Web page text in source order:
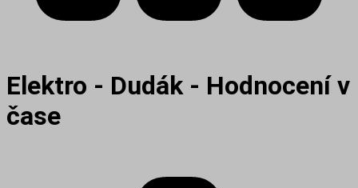
Elektro - Dudák - Hodnocení v
čase